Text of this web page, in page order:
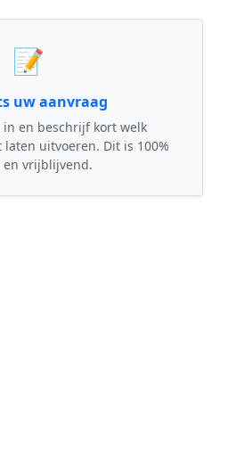
📝
uw aanvraag
in en beschrijf kort welk
uitvoeren. Dit is 100%
vrijblijvend.